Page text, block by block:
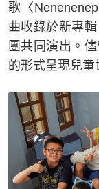
歌〈
曲收錄於新專
團共同演出。
的形式呈現兒童